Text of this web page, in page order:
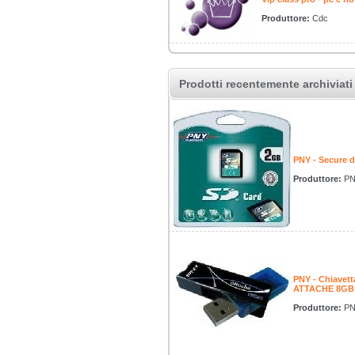
Produttore: Cdc
Prodotti recentemente archiviati
PNY - Secure
Produttore:
PNY -
ATTACHE 8GB
Produttore: